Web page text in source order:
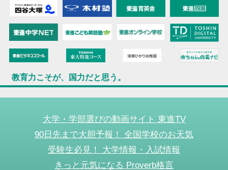
教育力こそが、国力だと思う。
大学・学部選びの動画サイト 東進TV
90日先まで大胆予報！ 全国学校のお天気
受験生必見！ 大学情報・入試情報
きっと元気になる Proverb格言